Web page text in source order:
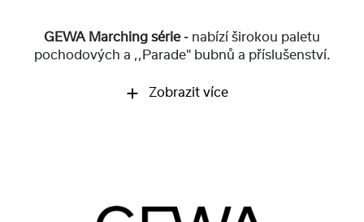
GEWA Marching série - nabízí širokou paletu
pochodových a ,,Parade" bubnů a příslušenství.
Zobrazit více